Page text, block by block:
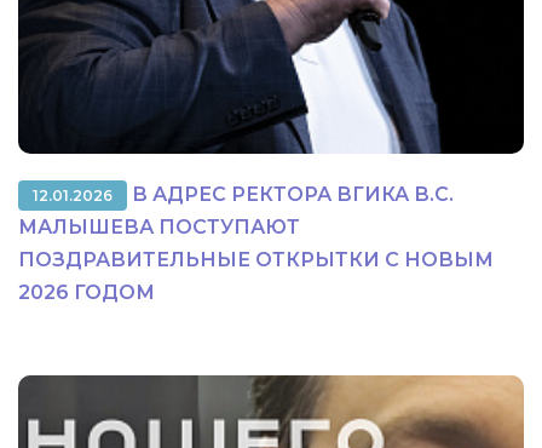
12.01.2026
В АДРЕС РЕКТОРА ВГИКА В.С.
МАЛЫШЕВА ПОСТУПАЮТ
ПОЗДРАВИТЕЛЬНЫЕ ОТКРЫТКИ С НОВЫМ
2026 ГОДОМ